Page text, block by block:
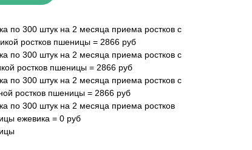
по 300 штук на 2 месяца приема ростков с
ростков пшеницы = 2866 руб
по 300 штук на 2 месяца приема ростков с
ростков пшеницы = 2866 руб
по 300 штук на 2 месяца приема ростков с
ростков пшеницы = 2866 руб
по 300 штук на 2 месяца приема ростков
ежевика = 0 руб